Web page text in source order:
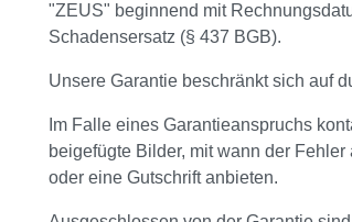
"ZEUS" beginnend mit
Schadensersatz (§ 437 BGB).
Unsere Garantie beschränkt sich auf
Im Falle eines Garantieanspruchs
beigefügte Bilder, mit wann der
oder eine Gutschrift anbieten.